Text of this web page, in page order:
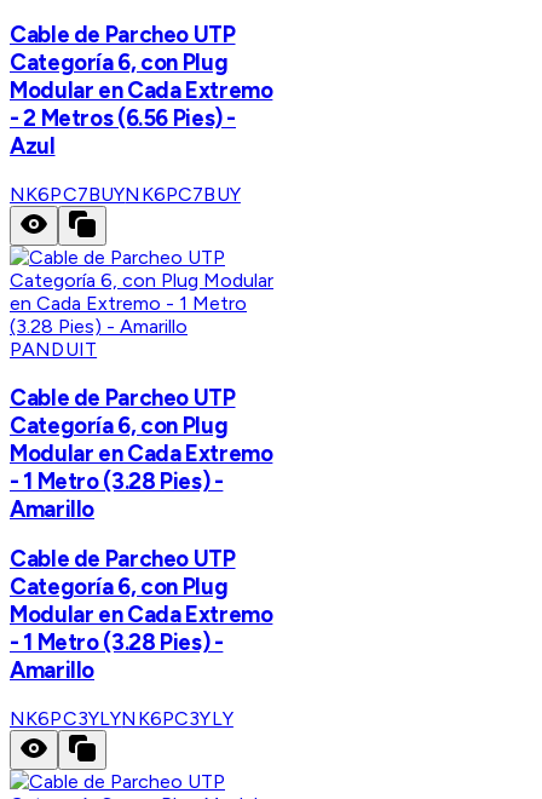
Cable de Parcheo UTP
Categoría 6, con Plug
Modular en Cada Extremo
- 2 Metros (6.56 Pies) -
Azul
NK6PC7BUYNK6PC7BUY
PANDUIT
Cable de Parcheo UTP
Categoría 6, con Plug
Modular en Cada Extremo
- 1 Metro (3.28 Pies) -
Amarillo
Cable de Parcheo UTP
Categoría 6, con Plug
Modular en Cada Extremo
- 1 Metro (3.28 Pies) -
Amarillo
NK6PC3YLYNK6PC3YLY